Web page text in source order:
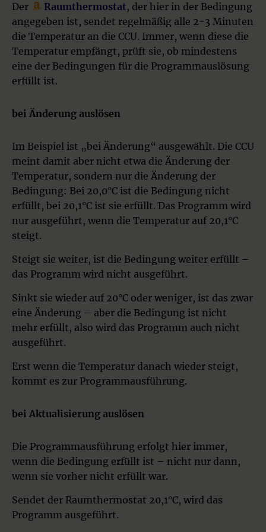
Der Raumthermostat, der hier in der Bedingung
angegeben ist, sendet regelmäßig alle 2-3 Minuten
die Temperatur an die CCU. Immer, wenn diese die
Temperatur empfängt, prüft sie, ob mindestens
eine der Bedingungen für die Programmauslösung
erfüllt ist.
bei Änderung auslösen
Im Beispiel ist „bei Änderung“ ausgewählt. Die CCU
meint damit aber nicht etwa die Änderung der
Temperatur, sondern nur die Änderung der
Bedingung: Bei 20,0°C ist die Bedingung nicht
erfüllt, bei 20,1°C ist sie erfüllt. Das Programm wird
nur ausgeführt, wenn die Temperatur auf 20,1°C
steigt.
Steigt sie weiter, ist die Bedingung weiter erfüllt –
das Programm wird nicht ausgeführt.
Sinkt sie wieder auf 20°C oder weniger, ist das zwar
eine Änderung – aber die Bedingung ist nicht
mehr erfüllt, also wird das Programm auch nicht
ausgeführt.
Erst wenn die Temperatur danach wieder steigt,
kommt es zur Programmausführung.
bei Aktualisierung auslösen
Die Programmausführung erfolgt hier immer,
wenn die Bedingung erfüllt ist – nicht nur dann,
wenn sie vorher nicht erfüllt war.
Sendet der Raumthermostat 20,1°C, wird das
Programm ausgeführt.